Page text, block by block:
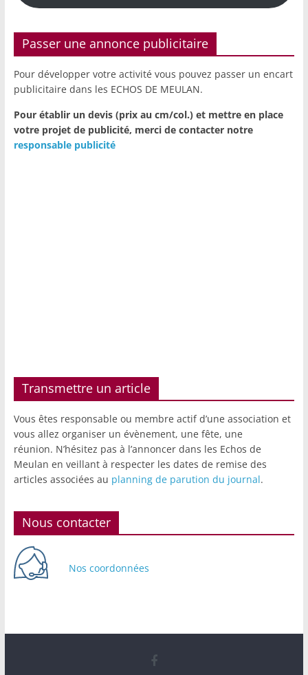
Passer une annonce publicitaire
Pour développer votre activité vous pouvez passer un encart
publicitaire dans les ECHOS DE MEULAN.
Pour établir un devis (prix au cm/col.) et mettre en place
votre projet de publicité, merci de contacter notre
responsable publicité
Transmettre un article
Vous êtes responsable ou membre actif d’une association et
vous allez organiser un évènement, une fête, une
réunion. N’hésitez pas à l’annoncer dans les Echos de
Meulan en veillant à respecter les dates de remise des
articles associées au planning de parution du journal.
Nous contacter
Nos coordonnées